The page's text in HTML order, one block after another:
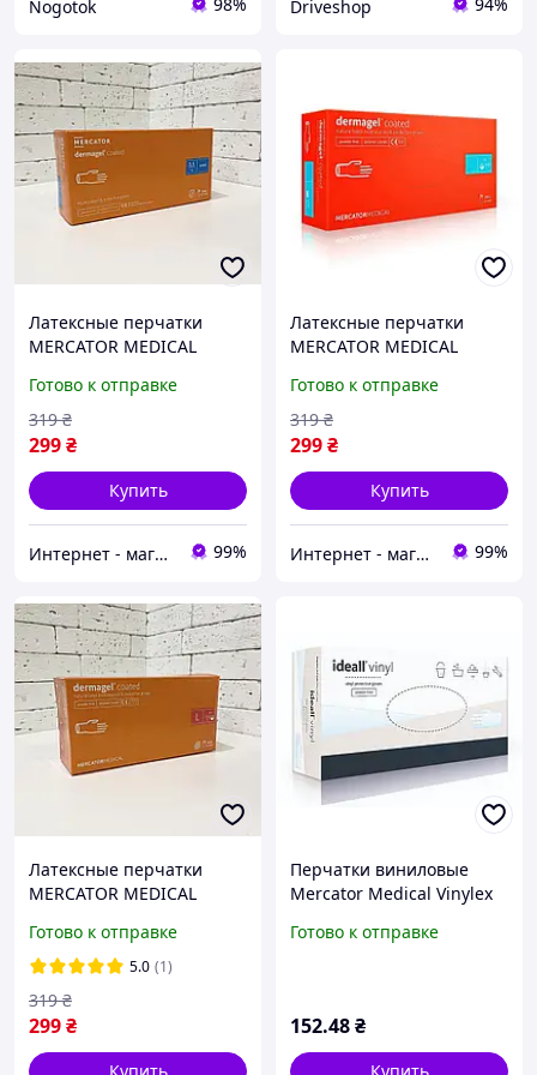
Nogotok Driveshop
Латексные перчатки
MERCATOR MEDICAL
M, неопудренные, белые,
100 шт
Готово к отправке
299₴
319 ₴
Купить
Интернет - магазин Odnorazka.ua 99%
Латексные перчатки
MERCATOR MEDICAL
ХS, неопудренные, белые,
100 шт
Готово к отправке
299₴
319 ₴
Купить
Интернет - магазин Odnorazka.ua 99%
Латексные перчатки
MERCATOR MEDICAL
L, неопудренные, белые,
100 шт
Готово к отправке
5.0 (1)
299₴
319 ₴
Перчатки виниловые
Mercator Medical Vinylex
прозрачные (100 шт)
Готово к отправке
152.48₴